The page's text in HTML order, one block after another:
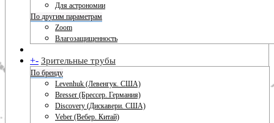
Для астрономии
По другим параметрам
Zoom
Влагозащищенность
+- Зрительные трубы
По бренду
Levenhuk (Левенгук. США)
Bresser (Брессер. Германия)
Discovery (Дискавери. США)
Veber (Вебер. Китай)